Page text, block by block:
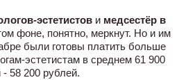
эстетистови медсестёр в
фоне, понятно, меркнут. Но и им
были готовы платить больше
эстетистам в среднем 61 900
58 200 рублей.